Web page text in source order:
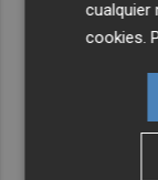
cookies .